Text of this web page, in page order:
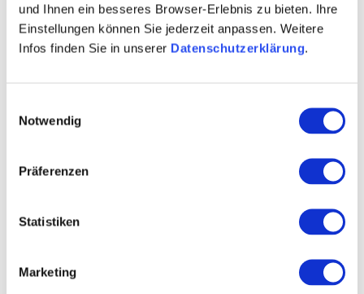
und Ihnen ein besseres Browser-Erlebnis zu bieten. Ihre
Einstellungen können Sie jederzeit anpassen. Weitere
Infos finden Sie in unserer Datenschutzerklärung.
Notwendig
Präferenzen
Statistiken
Marketing